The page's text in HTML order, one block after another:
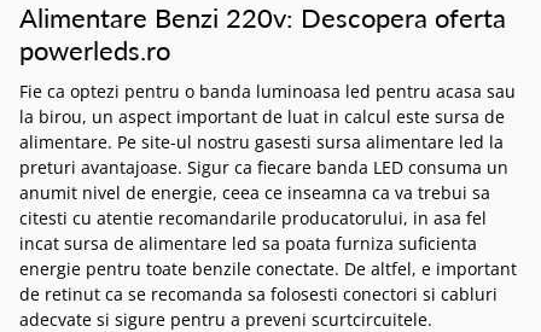
Alimentare Benzi 220v: Descopera oferta
powerleds.ro
Fie ca optezi pentru o banda luminoasa led pentru acasa sau
la birou, un aspect important de luat in calcul este sursa de
alimentare. Pe site-ul nostru gasesti sursa alimentare led la
preturi avantajoase. Sigur ca fiecare banda LED consuma un
anumit nivel de energie, ceea ce inseamna ca va trebui sa
citesti cu atentie recomandarile producatorului, in asa fel
incat sursa de alimentare led sa poata furniza suficienta
energie pentru toate benzile conectate. De altfel, e important
de retinut ca se recomanda sa folosesti conectori si cabluri
adecvate si sigure pentru a preveni scurtcircuitele.